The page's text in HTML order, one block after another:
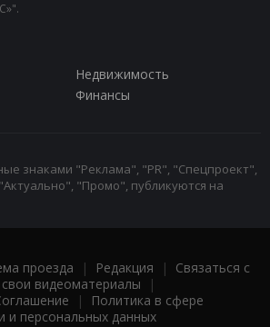
Недвижимость
Финансы
знаками "Реклама", "PR", "Спецпроект",
"Промо", публикуются на
проезда | Редакция | Связаться с
видеоматериалы |
|
Политика в сфере
и персональных данных